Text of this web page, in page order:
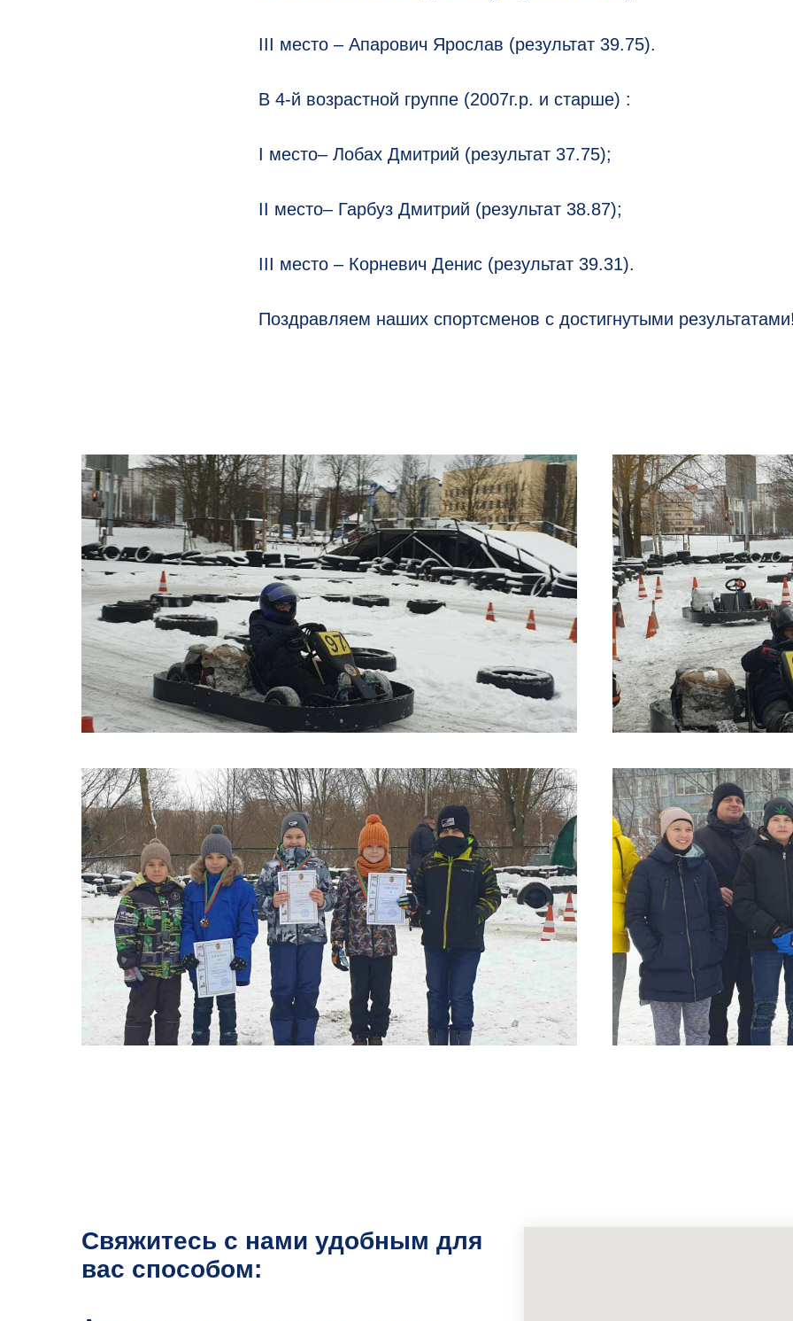
III место – Апарович Ярослав (результат 39.75).
В 4-й возрастной группе (2007г.р. и старше) :
I место– Лобах Дмитрий (результат 37.75);
II место– Гарбуз Дмитрий (результат 38.87);
III место – Корневич Денис (результат 39.31).
Поздравляем наших спортсменов с достигнутыми
Свяжитесь с нами удобным для
вас способом: